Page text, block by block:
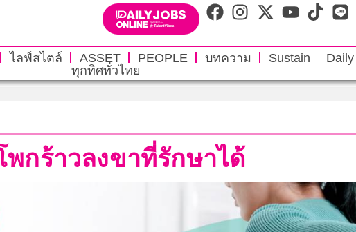
ไลฟ์สไตล์ ASSET PEOPLE บทความ Sustain Daily
ทุกทิศทั่วไทย
กร้าวลงขาที่รักษาได้